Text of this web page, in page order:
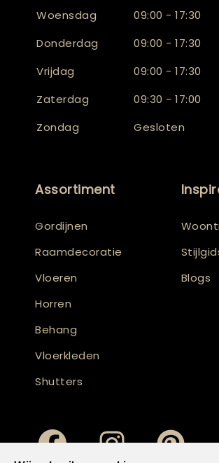
Woensdag
09:00 - 17:30
Donderdag
09:00 - 17:30
Vrijdag
09:00 - 17:30
Zaterdag
09:30 - 17:00
Zondag
Gesloten
Assortiment
Gordijnen
Raamdecoratie
Vloeren
Horren
Behang
Vloerkleden
Shutters
Blogs